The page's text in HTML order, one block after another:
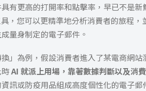
有更高的打開率和點擊率，早已不是
，您可以更精準地分析消費者的旅程，
成量身制定的電子郵件。
」為例，假設消費者進入了某電商網
AI 就派上用場，靠著數據判斷以及消
訊或防疫用品組成高度個性化的電子